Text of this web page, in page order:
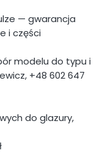
— gwarancja
i części
modelu do typu i
+48 602 647
do glazury,